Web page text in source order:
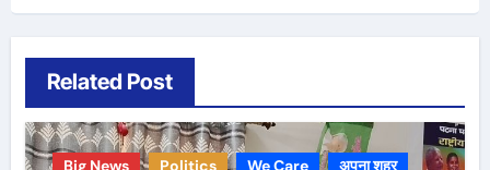
Related Post